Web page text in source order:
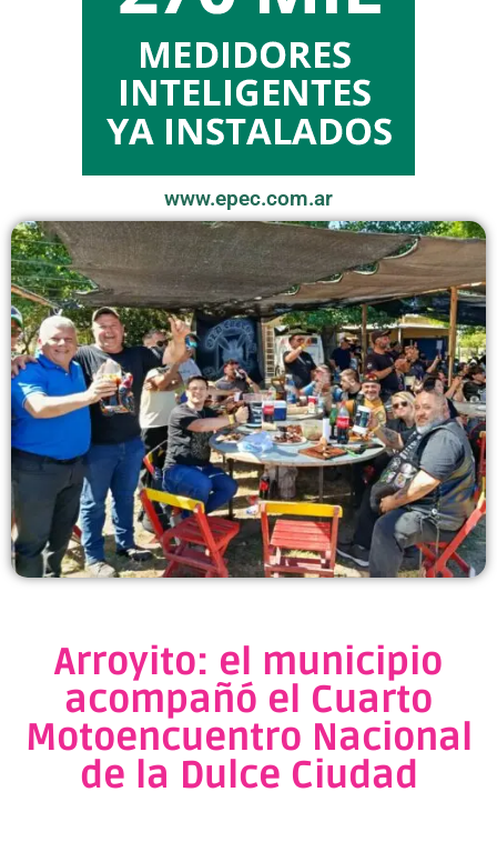
www.epec.com.ar
Arroyito: el municipio
acompañó el Cuarto
Motoencuentro Nacional
de la Dulce Ciudad